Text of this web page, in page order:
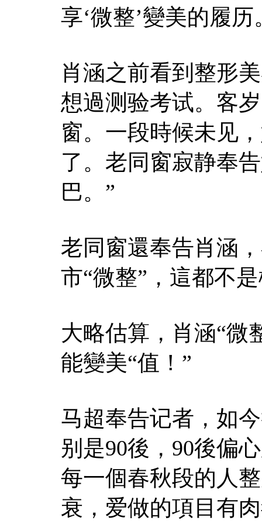
享‘微整’變美的履历
肖涵之前看到整形
想過测验考试。客
窗。一段時候未见
了。老同窗寂静奉
巴。”
老同窗還奉告肖涵
市“微整”，這都不
大略估算，肖涵“微
能變美“值！”
马超奉告记者，如
别是90後，90後偏
每一個春秋段的人
衰，爱做的項目有